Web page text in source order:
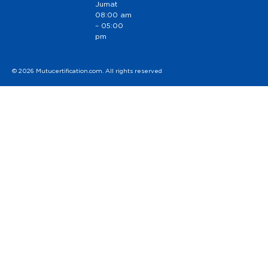
Jumat
08:00 am
– 05:00
pm
© 2026 Mutucertification.com. All rights reserved